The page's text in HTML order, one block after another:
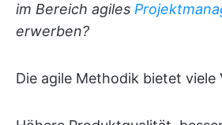
im Bereich agiles
erwerben?
Die agile Methodik bietet viele